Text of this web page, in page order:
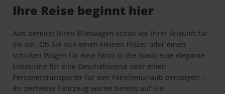
Ihre Reise beginnt hier
Avis bereitet Ihren Mietwagen schon vor Ihrer Ankunft für
Sie vor. Ob Sie nun einen kleinen Flitzer oder einen
schicken Wagen für eine Fahrt in die Stadt, eine elegante
Limousine für eine Geschäftsreise oder einen
Personentransporter für den Familienurlaub benötigen –
Ihr perfektes Fahrzeug wartet bereits auf Sie.